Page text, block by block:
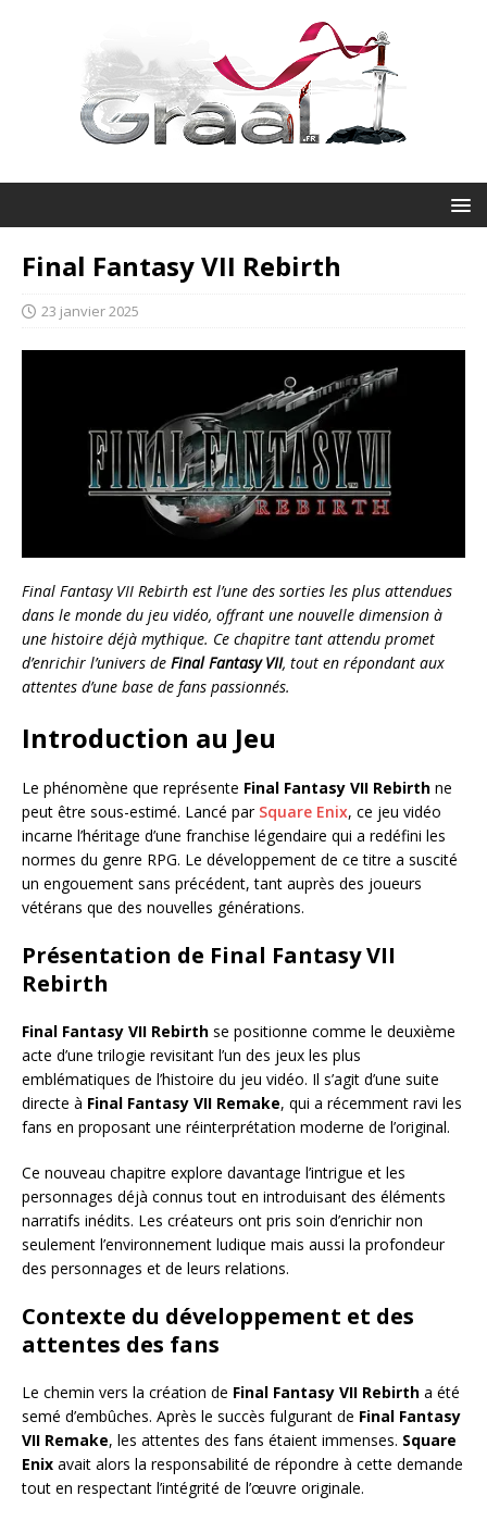
Final Fantasy VII Rebirth
23 janvier 2025
Final Fantasy VII Rebirth est l’une des sorties les plus attendues
dans le monde du jeu vidéo, offrant une nouvelle dimension à
une histoire déjà mythique. Ce chapitre tant attendu promet
d’enrichir l’univers de Final Fantasy VII, tout en répondant aux
attentes d’une base de fans passionnés.
Introduction au Jeu
Le phénomène que représente Final Fantasy VII Rebirth ne
peut être sous-estimé. Lancé par Square Enix, ce jeu vidéo
incarne l’héritage d’une franchise légendaire qui a redéfini les
normes du genre RPG. Le développement de ce titre a suscité
un engouement sans précédent, tant auprès des joueurs
vétérans que des nouvelles générations.
Présentation de Final Fantasy VII
Rebirth
Final Fantasy VII Rebirth se positionne comme le deuxième
acte d’une trilogie revisitant l’un des jeux les plus
emblématiques de l’histoire du jeu vidéo. Il s’agit d’une suite
directe à Final Fantasy VII Remake, qui a récemment ravi les
fans en proposant une réinterprétation moderne de l’original.
Ce nouveau chapitre explore davantage l’intrigue et les
personnages déjà connus tout en introduisant des éléments
narratifs inédits. Les créateurs ont pris soin d’enrichir non
seulement l’environnement ludique mais aussi la profondeur
des personnages et de leurs relations.
Contexte du développement et des
attentes des fans
Le chemin vers la création de Final Fantasy VII Rebirth a été
semé d’embûches. Après le succès fulgurant de Final Fantasy
VII Remake, les attentes des fans étaient immenses. Square
Enix avait alors la responsabilité de répondre à cette demande
tout en respectant l’intégrité de l’œuvre originale.